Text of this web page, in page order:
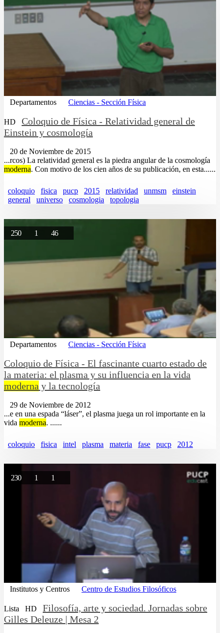
Departamentos Ciencias - Sección Física
HD
Coloquio de Física - Relatividad general de
Einstein y cosmología
20 de Noviembre de 2015
...rcos) La relatividad general es la piedra angular de la cosmología
moderna. Con motivo de los cien años de su publicación, en esta......
coloquio fisica pucp 2015 relatividad unmsm
einstein
general
universo cosmologia topologia
250 1 46
Departamentos Ciencias - Sección Física
Coloquio de Física - El fascinante cuarto estado de
la materia: el plasma y su influencia en la vida
moderna y la tecnología
29 de Noviembre de 2012
...e en una espada “láser”, el plasma juega un rol importante en la
vida moderna. ......
coloquio fisica intel plasma materia fase pucp 2012
230 1 1
Institutos y Centros Centro de Estudios Filosóficos
Lista HD
Filosofía, arte y sociedad. Jornadas sobre
Gilles Deleuze | Mesa 2